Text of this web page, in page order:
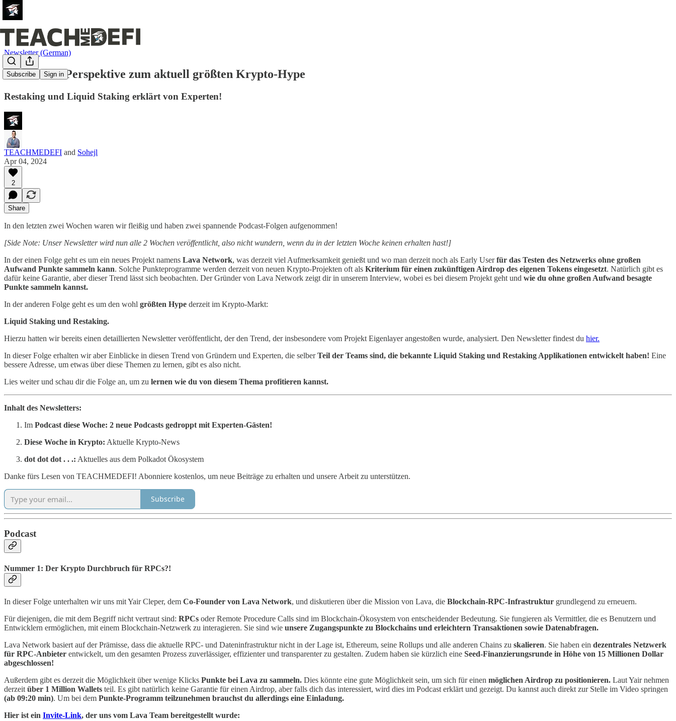
Subscribe Sign in
Newsletter (German)
Die Insider-Perspektive zum aktuell größten Krypto-Hype
Restaking und Liquid Staking erklärt von Experten!
TEACHMEDEFI and Sohejl
Apr 04, 2024
2
Share
In den letzten zwei Wochen waren wir fleißig und haben zwei spannende Podcast-Folgen aufgenommen!
[Side Note: Unser Newsletter wird nun alle 2 Wochen veröffentlicht, also nicht wundern, wenn du in der letzten Woche keinen erhalten hast!]
In der einen Folge geht es um ein neues Projekt namens Lava Network, was derzeit viel Aufmerksamkeit genießt und wo man derzeit noch als Early Userfür das Testen des Netzwerks ohne großen
Aufwand Punkte sammeln kann. Solche Punkteprogramme werden derzeit von neuen Krypto-Projekten oft als Kriterium für einen zukünftigen Airdrop des eigenen Tokens eingesetzt. Natürlich gibt es
dafür keine Garantie, aber dieser Trend lässt sich beobachten. Der Gründer von Lava Network zeigt dir in unserem Interview, wobei es bei diesem Projekt geht und wie du ohne großen Aufwand besagte
Punkte sammeln kannst.
In der anderen Folge geht es um den wohl größten Hype derzeit im Krypto-Markt:
Liquid Staking und Restaking.
Hierzu hatten wir bereits einen detaillierten Newsletter veröffentlicht, der den Trend, der insbesondere vom Projekt Eigenlayer angestoßen wurde, analysiert. Den Newsletter findest du hier.
In dieser Folge erhalten wir aber Einblicke in diesen Trend von Gründern und Experten, die selberTeil der Teams sind, die bekannte Liquid Staking und Restaking Applikationen entwickelt haben! Eine
bessere Adresse, um etwas über diese Themen zu lernen, gibt es also nicht.
Lies weiter und schau dir die Folge an, um zu lernen wie du von diesem Thema profitieren kannst.
Inhalt des Newsletters:
Im Podcast diese Woche: 2 neue Podcasts gedroppt mit Experten-Gästen!
Diese Woche in Krypto: Aktuelle Krypto-News
dot dot dot . . .: Aktuelles aus dem Polkadot Ökosystem
Danke fürs Lesen von TEACHMEDEFI! Abonniere kostenlos, um neue Beiträge zu erhalten und unsere Arbeit zu unterstützen.
Subscribe
Podcast
Nummer 1: Der Krypto Durchbruch für RPCs?!
In dieser Folge unterhalten wir uns mit Yair Cleper, dem Co-Founder von Lava Network, und diskutieren über die Mission von Lava, die Blockchain-RPC-Infrastruktur grundlegend zu erneuern.
Für diejenigen, die mit dem Begriff nicht vertraut sind: RPCs oder Remote Procedure Calls sind im Blockchain-Ökosystem von entscheidender Bedeutung. Sie fungieren als Vermittler, die es Benutzern und
Entwicklern ermöglichen, mit einem Blockchain-Netzwerk zu interagieren. Sie sind wie unsere Zugangspunkte zu Blockchains und erleichtern Transaktionen sowie Datenabfragen.
Lava Network basiert auf der Prämisse, dass die aktuelle RPC- und Dateninfrastruktur nicht in der Lage ist, Ethereum, seine Rollups und alle anderen Chains zu skalieren. Sie haben ein dezentrales Netzwerk
für RPC-Anbieter entwickelt, um den gesamten Prozess zuverlässiger, effizienter und transparenter zu gestalten. Zudem haben sie kürzlich eine Seed-Finanzierungsrunde in Höhe von 15 Millionen Dollar
abgeschlossen!
Außerdem gibt es derzeit die Möglichkeit über wenige Klicks Punkte bei Lava zu sammeln. Dies könnte eine gute Möglichkeit sein, um sich für einen möglichen Airdrop zu positionieren. Laut Yair nehmen
derzeit über 1 Million Wallets teil. Es gibt natürlich keine Garantie für einen Airdrop, aber falls dich das interessiert, wird dies im Podcast erklärt und gezeigt. Du kannst auch direkt zur Stelle im Video springen
(ab 09:20 min). Um bei dem Punkte-Programm teilzunehmen brauchst du allerdings eine Einladung.
Hier ist ein Invite-Link, der uns vom Lava Team bereitgestellt wurde: